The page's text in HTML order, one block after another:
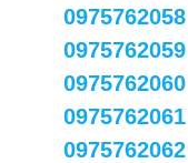
0975762058
0975762059
0975762060
0975762061
0975762062